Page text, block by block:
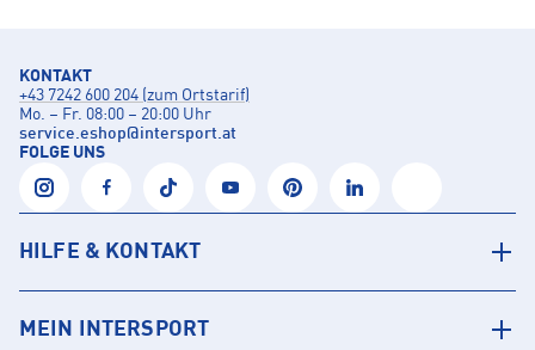
KONTAKT
+43 7242 600 204 (zum Ortstarif)
Mo. – Fr. 08:00 – 20:00 Uhr
service.eshop@intersport.at
FOLGE UNS
HILFE & KONTAKT
MEIN INTERSPORT